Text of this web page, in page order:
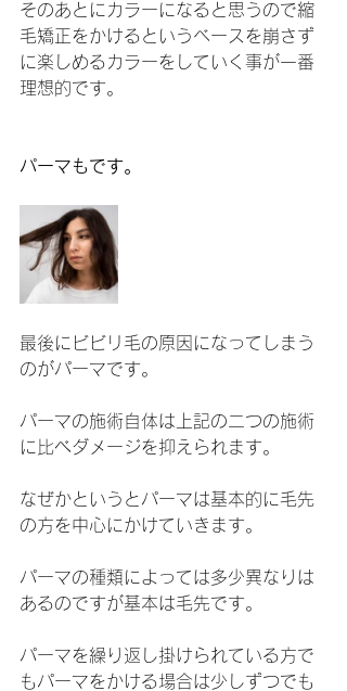
そのあとにカラーになると思うので縮
毛矯正をかけるというベースを崩さず
に楽しめるカラーをしていく事が一番
理想的です。
パーマもです。
最後にビビリ毛の原因になってしまう
のがパーマです。
パーマの施術自体は上記の二つの施術
に比べダメージを抑えられます。
なぜかというとパーマは基本的に毛先
の方を中心にかけていきます。
パーマの種類によっては多少異なりは
あるのですが基本は毛先です。
パーマを繰り返し掛けられている方で
もパーマをかける場合は少しずつでも